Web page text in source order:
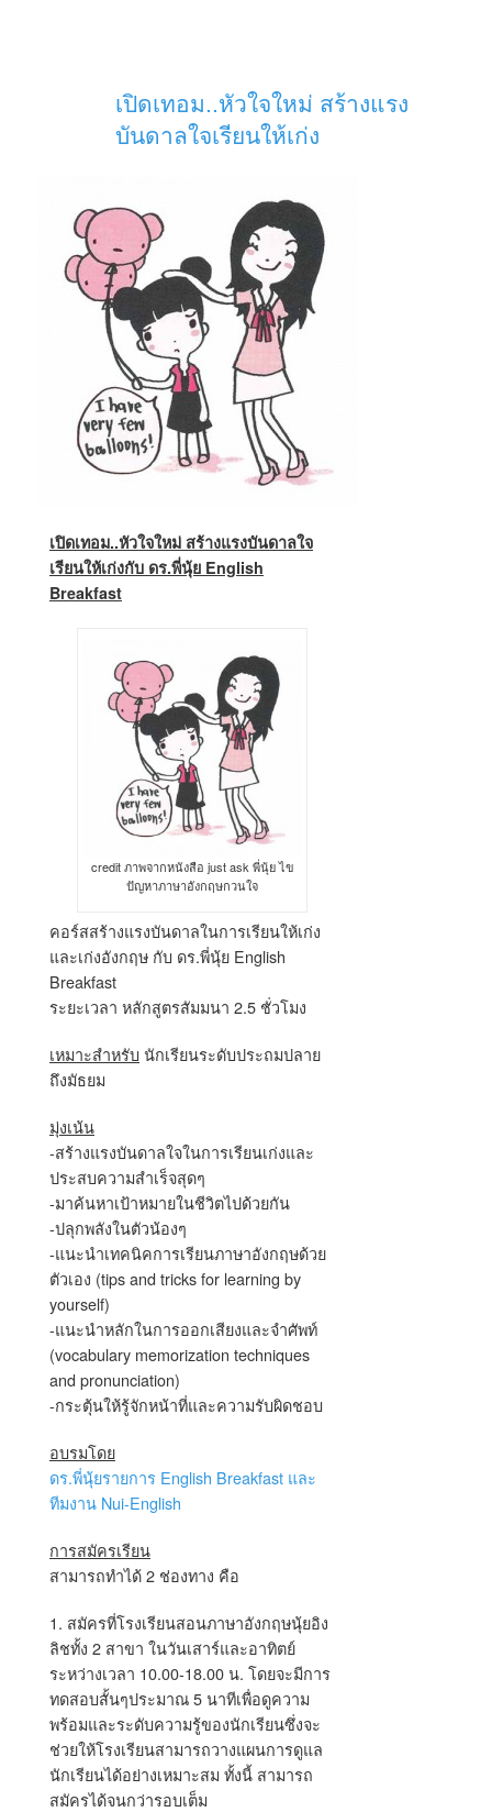
เปิดเทอม..หัวใจใหม่ สร้างแรง
บันดาลใจเรียนให้เก่ง
เปิดเทอม..หัวใจใหม่ สร้างแรงบันดาลใจ
เรียนให้เก่งกับ ดร.พี่นุ้ย English
Breakfast
credit ภาพจากหนังสือ just ask พี่นุ้ย ไข
ปัญหาภาษาอังกฤษกวนใจ
คอร์สสร้างแรงบันดาลในการเรียนให้เก่ง
และเก่งอังกฤษ กับ ดร.พี่นุ้ย English
Breakfast
ระยะเวลา หลักสูตรสัมมนา 2.5 ชั่วโมง
เหมาะสำหรับ นักเรียนระดับประถมปลาย
ถึงมัธยม
มุ่งเน้น
-สร้างแรงบันดาลใจในการเรียนเก่งและ
ประสบความสำเร็จสุดๆ
-มาค้นหาเป้าหมายในชีวิตไปด้วยกัน
-ปลุกพลังในตัวน้องๆ
-แนะนำเทคนิคการเรียนภาษาอังกฤษด้วย
ตัวเอง (tips and tricks for learning by
yourself)
-แนะนำหลักในการออกเสียงและจำศัพท์
(vocabulary memorization techniques
and pronunciation)
-กระตุ้นให้รู้จักหน้าที่และความรับผิดชอบ
อบรมโดย
ดร.พี่นุ้ยรายการ English Breakfast และ
ทีมงาน Nui-English
การสมัครเรียน
สามารถทำได้ 2 ช่องทาง คือ
1. สมัครที่โรงเรียนสอนภาษาอังกฤษนุ้ยอิง
ลิชทั้ง 2 สาขา ในวันเสาร์และอาทิตย์
ระหว่างเวลา 10.00-18.00 น. โดยจะมีการ
ทดสอบสั้นๆประมาณ 5 นาทีเพื่อดูความ
พร้อมและระดับความรู้ของนักเรียนซึ่งจะ
ช่วยให้โรงเรียนสามารถวางแผนการดูแล
นักเรียนได้อย่างเหมาะสม ทั้งนี้ สามารถ
สมัครได้จนกว่ารอบเต็ม